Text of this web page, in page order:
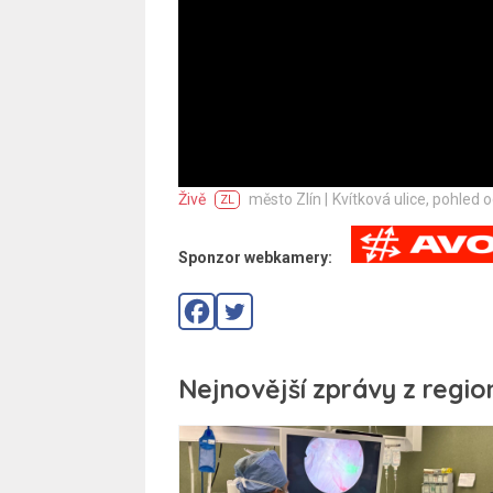
Živě ZL město Zlín | Kvítková ulice, pohled
Sponzor webkamery:
Nejnovější zprávy z